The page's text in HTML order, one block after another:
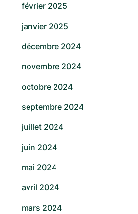
février 2025
janvier 2025
décembre 2024
novembre 2024
octobre 2024
septembre 2024
juillet 2024
juin 2024
mai 2024
avril 2024
mars 2024